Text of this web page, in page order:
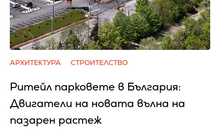
АРХИТЕКТУРА СТРОИТЕЛСТВО
Ритейл парковете в България:
Двигатели на новата вълна на
пазарен растеж